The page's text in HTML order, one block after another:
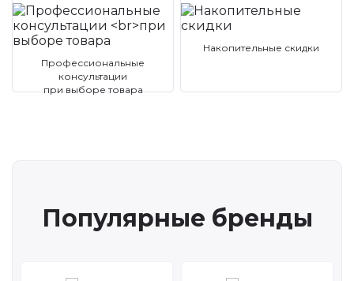
Профессиональные
консультации
при выборе товара
Накопительные скидки
Популярные бренды